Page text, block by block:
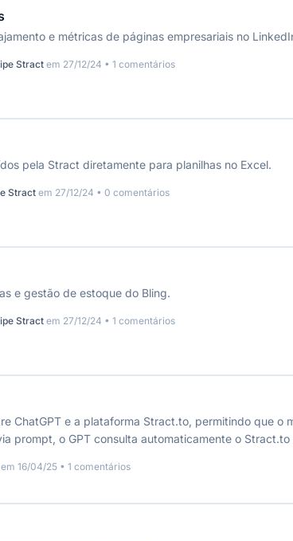
e métricas de páginas empresariais no
Stract em 27/12/24 • 1 comentários
pela Stract diretamente para planilhas no Excel.
Stract em 27/12/24 • 0 comentários
e gestão de estoque do Bling.
Stract em 27/12/24 • 1 comentários
ChatGPT e a plataforma Stract.to, permitindo que o
prompt, o GPT consulta automaticamente o
investimentos ativos. Exemplo de uso: “Quais foram
campanha Meta Ads dos últimos 7 dias”. Ideal para
em 16/04/25 • 1 comentários